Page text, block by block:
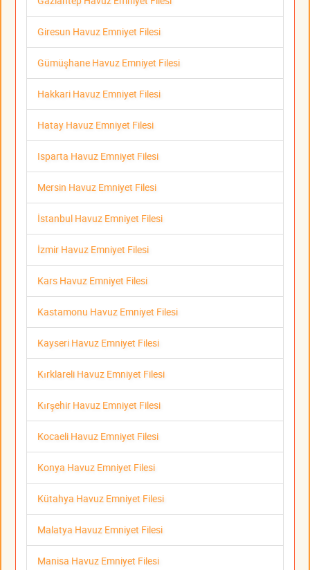
Giresun Havuz Emniyet Filesi
Gümüşhane Havuz Emniyet Filesi
Hakkari Havuz Emniyet Filesi
Hatay Havuz Emniyet Filesi
Isparta Havuz Emniyet Filesi
Mersin Havuz Emniyet Filesi
İstanbul Havuz Emniyet Filesi
İzmir Havuz Emniyet Filesi
Kars Havuz Emniyet Filesi
Kastamonu Havuz Emniyet Filesi
Kayseri Havuz Emniyet Filesi
Kırklareli Havuz Emniyet Filesi
Kırşehir Havuz Emniyet Filesi
Kocaeli Havuz Emniyet Filesi
Konya Havuz Emniyet Filesi
Kütahya Havuz Emniyet Filesi
Malatya Havuz Emniyet Filesi
Manisa Havuz Emniyet Filesi